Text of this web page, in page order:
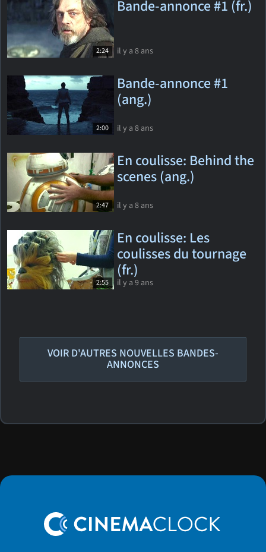
2:24
Bande-annonce #1 (fr.)
il y a 8 ans
2:00
Bande-annonce #1
(ang.)
il y a 8 ans
2:47
En coulisse: Behind the
scenes (ang.)
il y a 8 ans
2:55
En coulisse: Les
coulisses du tournage
(fr.)
il y a 9 ans
VOIR D'AUTRES NOUVELLES BANDES-
ANNONCES